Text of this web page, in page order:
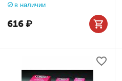
в наличии
616₽